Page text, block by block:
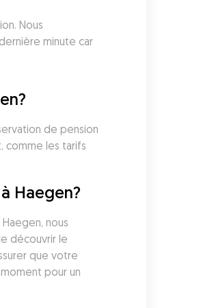
Nous
minute car
de pension
comme les tarifs
Haegen?
nous
découvrir le
que votre
pour un